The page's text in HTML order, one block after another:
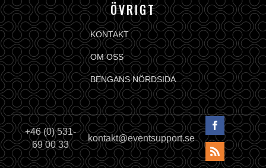
ÖVRIGT
KONTAKT
OM OSS
BENGANS NÖRDSIDA
+46 (0) 531-
69 00 33
kontakt@eventsupport.se